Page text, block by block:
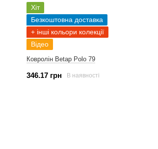
Хіт
Безкоштовна доставка
+ інші кольори колекції
Відео
Ковролін Betap Polo 79
346.17 грн В наявності